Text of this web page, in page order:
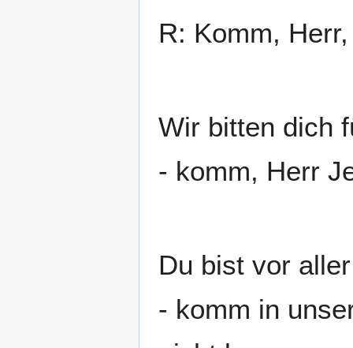
R: Komm,
Wir bitten dich
- komm, Herr
Du bist vor
- komm in